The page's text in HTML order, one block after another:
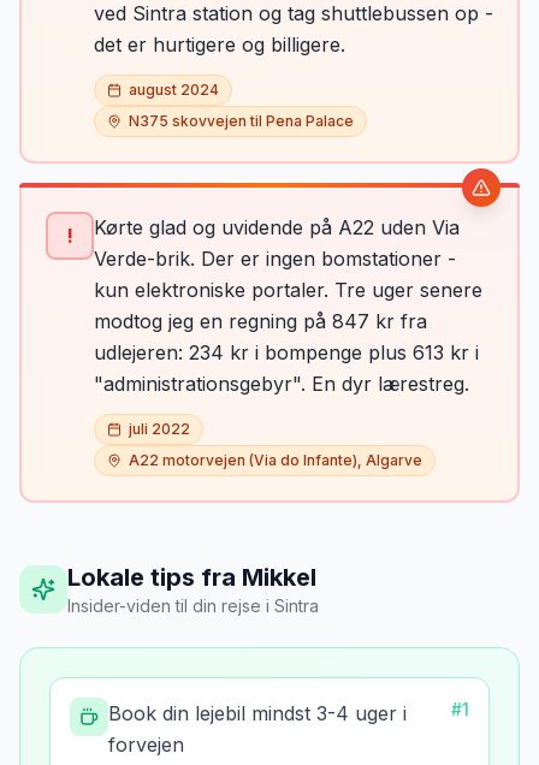
ved Sintra station og tag shuttlebussen op -
det er hurtigere og billigere.
august 2024
N375 skovvejen til Pena Palace
!
Kørte glad og uvidende på A22 uden Via
Verde-brik. Der er ingen bomstationer -
kun elektroniske portaler. Tre uger senere
modtog jeg en regning på 847 kr fra
udlejeren: 234 kr i bompenge plus 613 kr i
"administrationsgebyr". En dyr lærestreg.
juli 2022
A22 motorvejen (Via do Infante), Algarve
Lokale tips fra Mikkel
Insider-viden til din rejse i Sintra
Book din lejebil mindst 3-4 uger i
forvejen
#1